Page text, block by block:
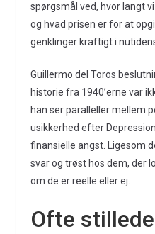
spørgsmål ved, hvor langt
og hvad prisen er for at
genklinger kraftigt i
Guillermo del Toros
historie fra 1940’erne var
han ser paralleller mellem
usikkerhed efter
finansielle angst. Ligesom
svar og trøst hos dem, der
om de er reelle eller ej.
Ofte